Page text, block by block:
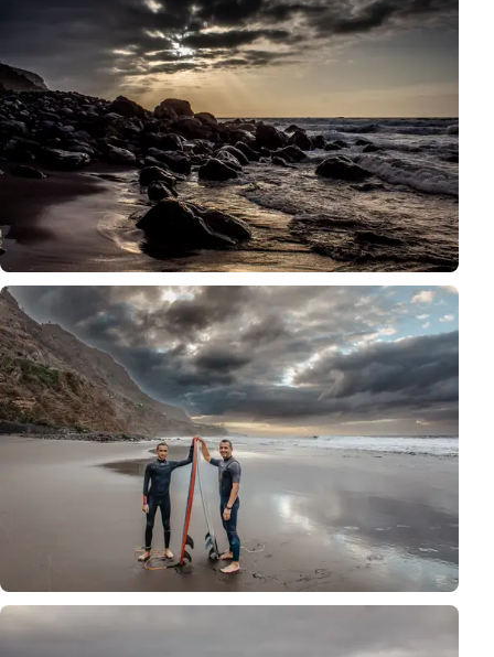
Majestuoso atardecer sobre la playa Socorro en Tenerife durante
Pareja activa con tablas de surf posando en playa volcánica Socorro